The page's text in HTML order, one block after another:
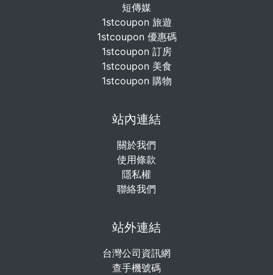
短傳媒
1stcoupon 旅遊
1stcoupon 優惠碼
1stcoupon 訂房
1stcoupon 美食
1stcoupon 購物
站內連結
關於我們
使用條款
隱私權
聯絡我們
站外連結
台灣公司資訊網
查手機號碼